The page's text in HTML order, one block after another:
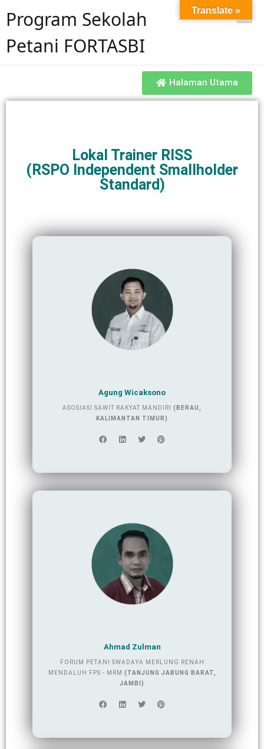
Program Sekolah
Petani FORTASBI
Halaman Utama
Lokal Trainer RISS
(RSPO Independent Smallholder
Standard)
Agung Wicaksono
ASOSIASI SAWIT RAKYAT MANDIRI (BERAU,
KALIMANTAN TIMUR)
Ahmad Zulman
FORUM PETANI SWADAYA MERLUNG RENAH
MENDALUH FPS - MRM (TANJUNG JABUNG BARAT,
JAMBI)
Translate »